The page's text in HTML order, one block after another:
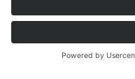
cualquier momento.
siempre de 12
otras 12 semanas
alemán con fluidez ;).